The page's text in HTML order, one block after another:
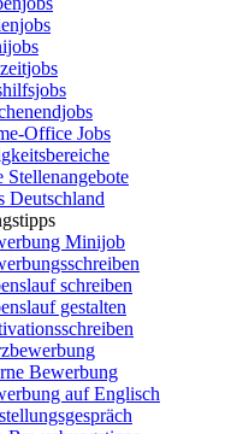
Office Jobs
Stellenangebote
Deutschland
Minijob
schreiben
gestalten
Bewerbung
auf Englisch